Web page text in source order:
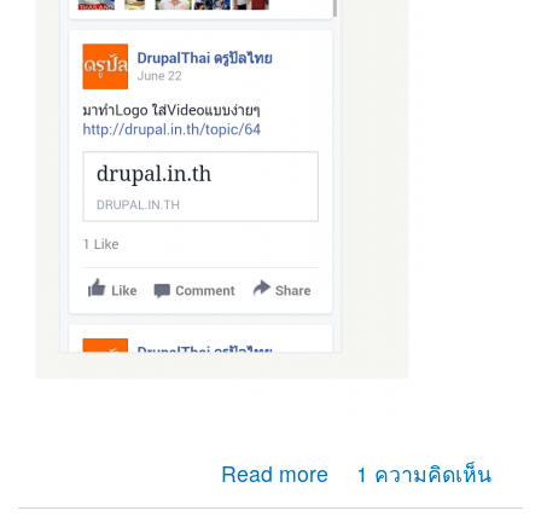
Read more
about ดึงข้อมูลจากเฟสบุค 1 ความคิดเห็น